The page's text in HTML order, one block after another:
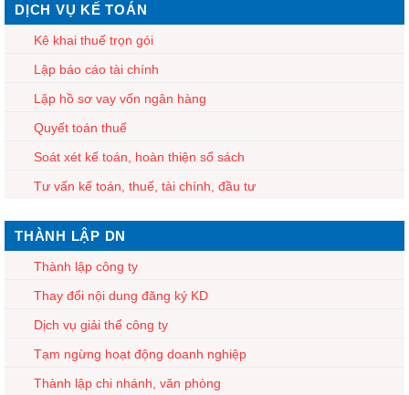
DỊCH VỤ KẾ TOÁN
Kê khai thuế trọn gói
Lập báo cáo tài chính
Lập hồ sơ vay vốn ngân hàng
Quyết toán thuế
Soát xét kế toán, hoàn thiện sổ sách
Tư vấn kế toán, thuế, tài chính, đầu tư
THÀNH LẬP DN
Thành lập công ty
Thay đổi nội dung đăng ký KD
Dịch vụ giải thể công ty
Tạm ngừng hoạt động doanh nghiệp
Thành lập chi nhánh, văn phòng